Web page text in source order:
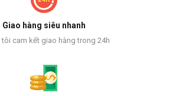
Giao hàng siêu nhanh
tôi cam kết giao hàng trong 24h